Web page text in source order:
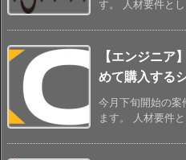
す。 人材要件と
【エンジニア
めて購入する
今月下旬開始の案
ます。 人材要件